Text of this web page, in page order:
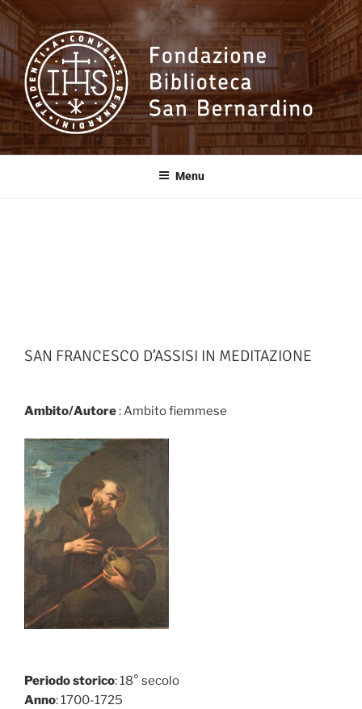
Salta
contenuto
Fondazione
Biblioteca SanMenu
SAN FRANCESCO D’ASSISI IN MEDITAZIONE
Ambito/Autore: Ambito fiemmese
Periodo storico: 18° secolo
Anno: 1700-1725